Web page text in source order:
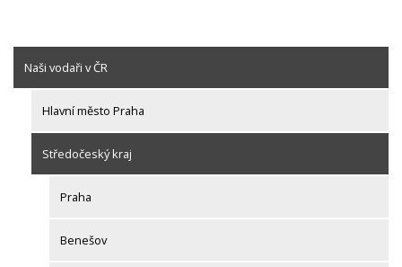
Naši vodaři v ČR
Hlavní město Praha
Středočeský kraj
Praha
Benešov